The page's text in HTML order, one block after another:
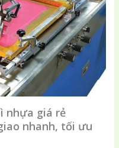
nhựa giá rẻ
nhanh, tối ưu